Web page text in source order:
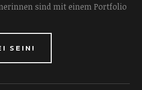
sind mit einem Portfolio
SEIN!